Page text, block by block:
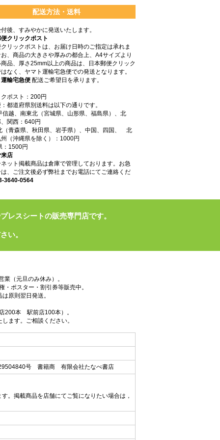
配送方法・送料
後、すみやかに発送いたします。
クリックポスト
リックポストは、お届け日時のご指定は承れま
、商品の大きさや厚みの都合上、A4サイズより
品、厚さ25mm以上の商品は、日本郵便クリック
なく、ヤマト運輸宅急便での発送となります。
輸宅急便 配送ご希望日を承ります。
ポスト：200円
都道府県別送料は以下の通りです。
信越、南東北（宮城県、山形県、福島県）、北
関西：640円
（青森県、秋田県、岩手県）、中国、四国、 北
（沖縄県を除く）：1000円
：1500円
店
ット掲載商品は倉庫で管理しております。お急
、ご注文後必ず弊社までお電話にてご連絡くだ
3640-0564
レスシートの販売専門店です。
い。
（元旦のみ休み）。
ポスター・割引券等販売中。
原則翌日発送。
200本 駅前店100本）。
ます。ご相談ください。
号 書籍商 有限会社たなべ書店
。掲載商品を店舗にてご覧になりたい場合は，